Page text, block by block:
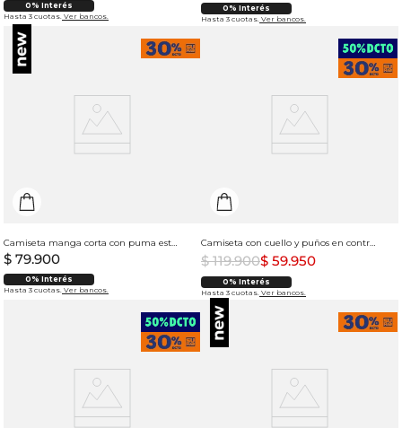
0% Interés
Hasta 3 cuotas. Ver bancos.
0% Interés
Hasta 3 cuotas. Ver bancos.
Camiseta manga corta con puma estampado para hombre
$ 79.900
0% Interés
Hasta 3 cuotas. Ver bancos.
Camiseta con cuello y puños en contraste para hombre
$ 119.900$ 59.950
0% Interés
Hasta 3 cuotas. Ver bancos.